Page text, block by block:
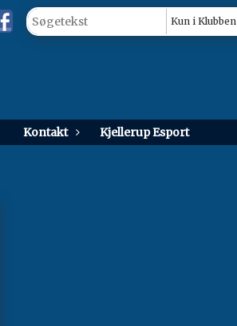
Kun i Klubben
Kontakt Kjellerup Esport